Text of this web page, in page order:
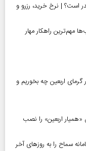
در بهشت زهرا (س) در سال ۱۴۰۵ چقدر است؟ | نرخ خرید، رزرو و
مهم‌ترین راهکار مهار
تغذیه‌ای برای زائران اربعین ۱۴۰۵ | در گرمای اربعین چه بخوریم و
اربعین» را نصب
ثبت‌نام در سامانه سماح را به روز‌های آخر